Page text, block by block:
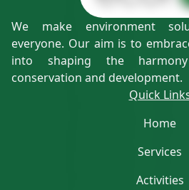
We make environment
everyone. Our aim is to
into shaping the
conservation and development.
Quick
Home
Services
Activities